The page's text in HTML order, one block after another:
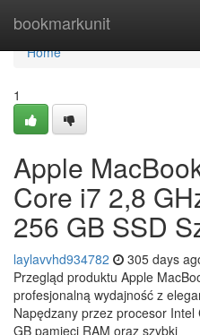
bookmarkunit
Home
Home
1
Apple
Core i7 2,8
256 GB SSD
laylavvhd934782 305 days
Przegląd produktu Apple
profesjonalną wydajność z
Napędzany przez procesor
GB pamięci RAM oraz szybki